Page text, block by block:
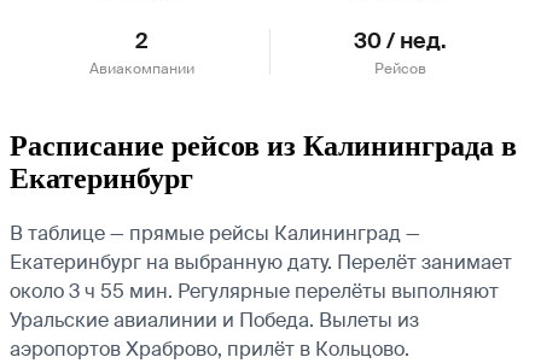
2
Авиакомпании
30 / нед.
Рейсов
Расписание рейсов из Калининграда в
Екатеринбург
В таблице — прямые рейсы Калининград —
Екатеринбург на выбранную дату. Перелёт занимает
около 3 ч 55 мин. Регулярные перелёты выполняют
Уральские авиалинии и Победа. Вылеты из
аэропортов Храброво, прилёт в Кольцово.